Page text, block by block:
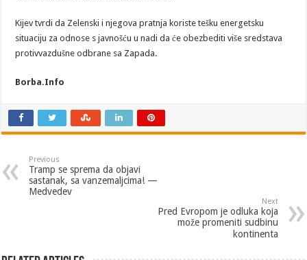
Kijev tvrdi da Zelenski i njegova pratnja koriste tešku energetsku
situaciju za odnose s javnošću u nadi da će obezbediti više sredstava
protivvazdušne odbrane sa Zapada.
Borba.Info
Previous
Tramp se sprema da objavi
sastanak, sa vanzemaljcima! —
Medvedev
Next
Pred Evropom je odluka koja
može promeniti sudbinu
kontinenta